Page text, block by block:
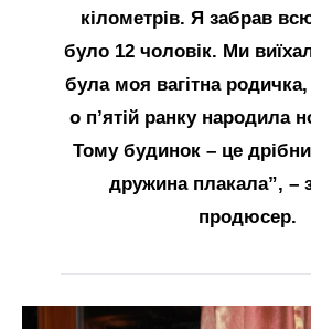
кілометрів. Я забрав
було 12 чоловік. Ми
була моя вагітна родичка,
о п’ятій ранку народила
Тому будинок – це
дружина плакала”, –
продюсер.